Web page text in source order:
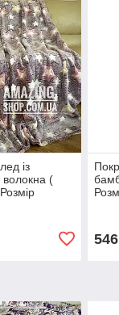
із
волокна (
546